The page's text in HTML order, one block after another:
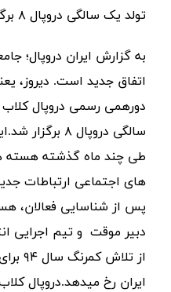
تولد یک سالگی دروپال ۸ برگزار شد.
به گزارش ایران دروپال؛
دورهمی رسمی دروپال کلاب
سالگی دروپال
طی چند ماه گذشته هسته
های اجتماعی ارتباطات
پس از شناسایی فعالان،
دبیر موقت و تیم اجرایی
از
ایران رخ میدهد.دروپال